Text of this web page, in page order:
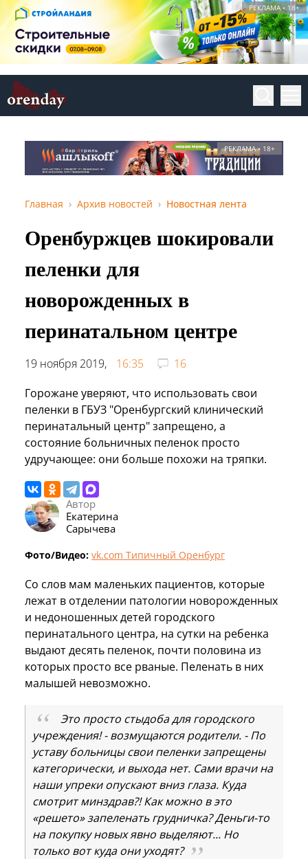
РЕКЛАМА • 18+
РЕКЛАМА • 18+
Главная Архив новостей Новостная лента
Оренбуржцев шокировали
пеленки для
новорожденных в
перинатальном центре
19 ноября 2019, 16:35
16
Горожане уверяют, что использовать свои
пеленки в ГБУЗ "Оренбургский клинический
перинатальный центр" запрещено, а
состояние больничных пеленок просто
удручающее: они больше похожи на тряпки.
Автор
Екатерина
Сарычева
Фото/Видео: vk.com Типичный Оренбург
Со слов мам маленьких пациентов, которые
лежат в отделении патологии новорожденных
и недоношенных детей городского
перинатального центра, на сутки на ребенка
выдают десять пеленок, почти половина из
которых просто все рваные. Пеленать в них
малышей невозможно.
Это просто стыдоба для городского
учреждения! - возмущаются родители. - По
уставу больницы свои пеленки запрещены
категорически, и выхода нет. Сами врачи на
наши упреки опускают вниз глаза. Куда
смотрит минздрав?! Как можно в это
«решето» запеленать грудничка? Деньги-то
на покупку новых явно выделяют... Но
только вот куда они уходят?